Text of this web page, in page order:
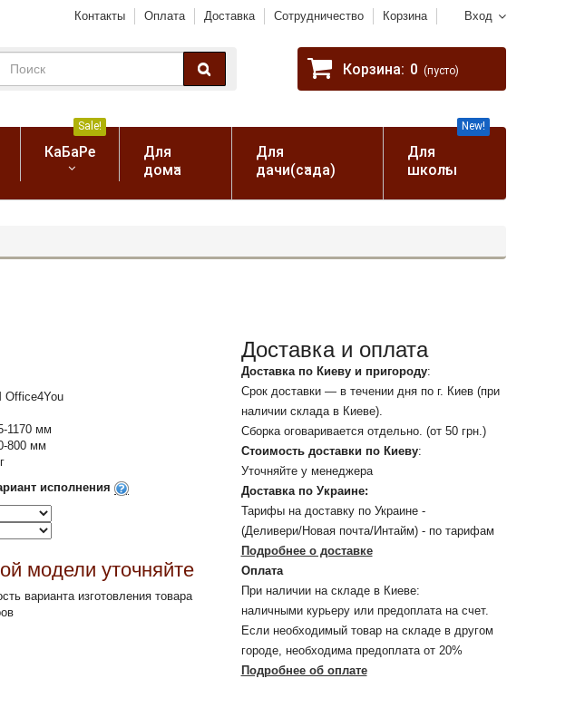
Вход
Контакты Оплата Доставка Сотрудничество Корзина
Корзина: 0 (пусто)
КаБаРе
Sale!
Для
дома
Для
дачи(сада)
Для
школы
New!
1170 мм
800 мм
исполнения
модели уточняйте
варианта изготовления товара
Доставка и оплата
Доставка по Киеву и пригороду:
Срок доставки — в течении дня по г. Киев (при
наличии склада в Киеве).
Сборка оговаривается отдельно. (от 50 грн.)
Стоимость доставки по Киеву:
Уточняйте у менеджера
Доставка по Украине:
Тарифы на доставку по Украине -
(Деливери/Новая почта/Интайм) - по тарифам
Подробнее о доставке
Оплата
При наличии на складе в Киеве:
наличными курьеру или предоплата на счет.
Если необходимый товар на складе в другом
городе, необходима предоплата от 20%
Подробнее об оплате